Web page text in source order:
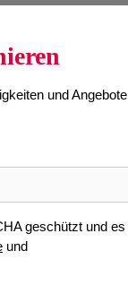
und Angebote
geschützt und es
und